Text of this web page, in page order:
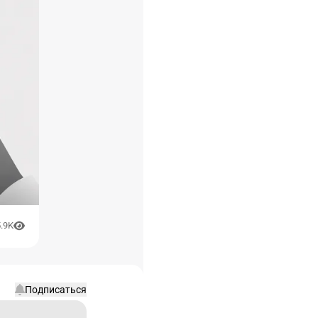
Подписаться